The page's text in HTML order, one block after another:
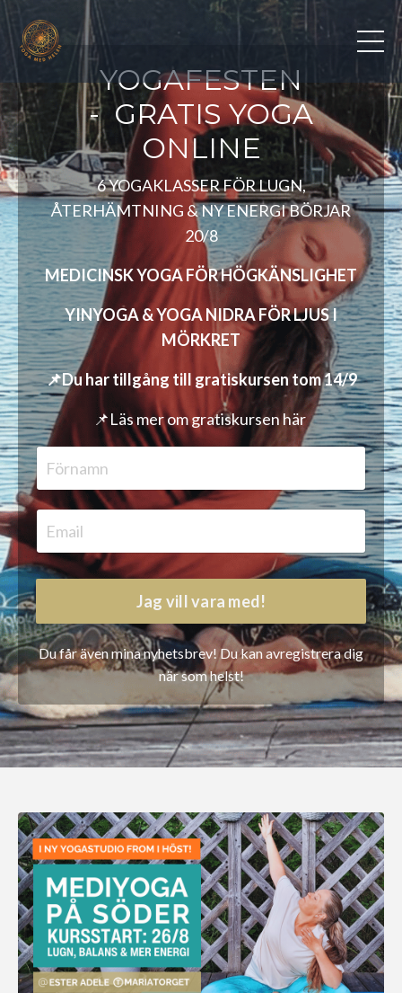
YOGAFESTEN
- GRATIS YOGA
ONLINE
6 YOGAKLASSER FÖR LUGN,
ÅTERHÄMTNING & NY ENERGI BÖRJAR
20/8
MEDICINSK YOGA FÖR HÖGKÄNSLIGHET
YINYOGA & YOGA NIDRA FÖR LJUS I
MÖRKRET
📌Du har tillgång till gratiskursen tom 14/9
📌Läs mer om gratiskursen här
Jag vill vara med!
Du får även mina nyhetsbrev! Du kan avregistrera dig
när som helst!